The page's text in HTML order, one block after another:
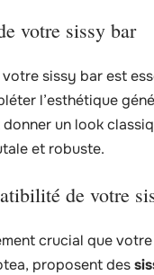
votre sissy bar
sissy bar est
l’esthétique
un look
et robuste.
de votre
crucial que
proposent des